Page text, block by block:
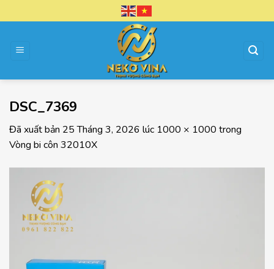
đến
dung
DSC_7369
Đã xuất bản 25 Tháng 3, 2026 lúc 1000 × 1000 trong
Vòng bi côn 32010X